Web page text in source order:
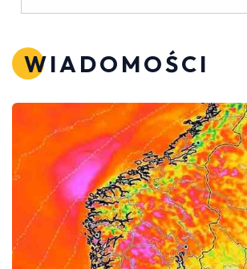
WIADOMOŚCI